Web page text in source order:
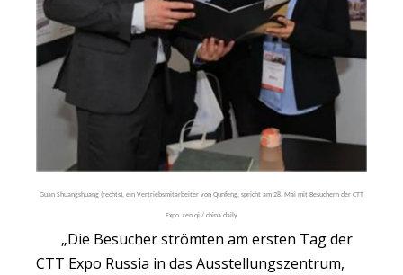
Guan Shuangshuang (rechts), ein Vertriebsmitarbeiter von Qunfeng, spricht am 28. Mai mit Besuchern der CTT
Expo. ren qi / china daily
„Die Besucher strömten am ersten Tag der
CTT Expo Russia in das Ausstellungszentrum,